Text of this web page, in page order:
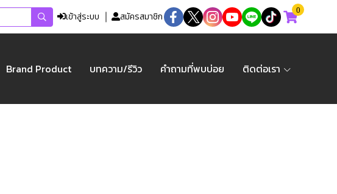
เข้าสู่ระบบ สมัครสมาชิก
0
Brand Product บทความ/รีวิว คำถามที่พบบ่อย ติดต่อเรา